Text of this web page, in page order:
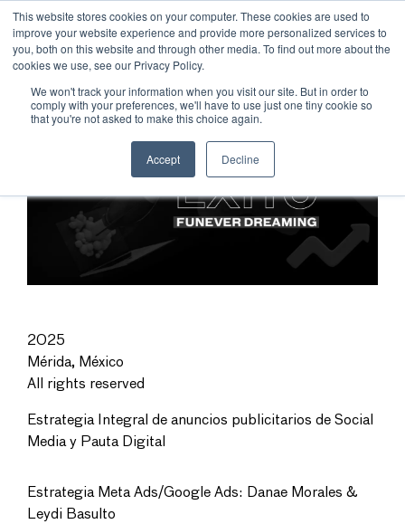
This website stores cookies on your computer. These cookies are used to
improve your website experience and provide more personalized services to
you, both on this website and through other media. To find out more about the
cookies we use, see our Privacy Policy.
We won't track your information when you visit our site. But in order to
comply with your preferences, we'll have to use just one tiny cookie so
that you're not asked to make this choice again.
Accept Decline
2025
Mérida, México
All rights reserved
Estrategia Integral de anuncios publicitarios de Social
Media y Pauta Digital
Estrategia Meta Ads/Google Ads: Danae Morales &
Leydi Basulto